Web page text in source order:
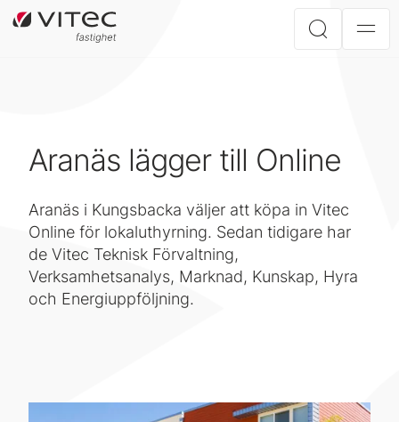
Aranäs lägger till Online
Aranäs i Kungsbacka väljer att köpa in Vitec
Online för lokaluthyrning. Sedan tidigare har
de Vitec Teknisk Förvaltning,
Verksamhetsanalys, Marknad, Kunskap, Hyra
och Energiuppföljning.